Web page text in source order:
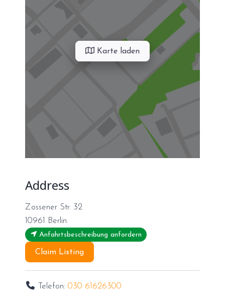
Karte laden
Address
Zossener Str. 32
10961
Berlin
Anfahrtsbeschreibung anfordern
Claim Listing
Telefon:030 61626300